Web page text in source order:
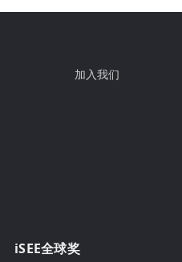
加入我们
iSEE全球奖